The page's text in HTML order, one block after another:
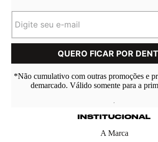
*Não cumulativo com outras promoções e
demarcado. Válido somente para a
INSTITUCIONAL
A Marca